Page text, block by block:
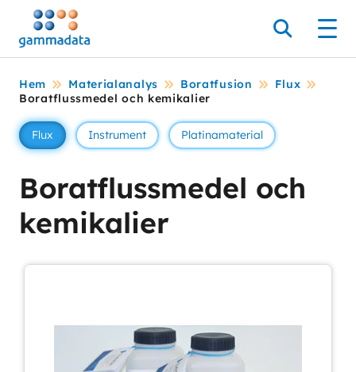
Hoppa
huvudinnehållt
Sök
Hem Materialanalys Boratfusion
Flux
Boratflussmedel och kemikalier
Flux Instrument Platinamaterial
Boratflussmedel och
kemikalier